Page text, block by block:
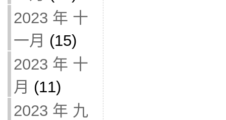
2023 年 十
一月 (15)
2023 年 十
月 (11)
2023 年 九